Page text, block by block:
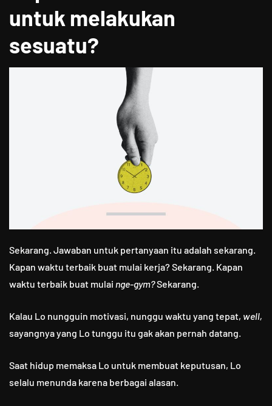
untuk melakukan
sesuatu?
Sekarang. Jawaban untuk pertanyaan itu adalah sekarang.
Kapan waktu terbaik buat mulai kerja? Sekarang. Kapan
waktu terbaik buat mulai nge-gym?Sekarang.
Kalau Lo nungguin motivasi, nunggu waktu yang tepat, well,
sayangnya yang Lo tunggu itu gak akan pernah datang.
Saat hidup memaksa Lo untuk membuat keputusan, Lo
selalu menunda karena berbagai alasan.